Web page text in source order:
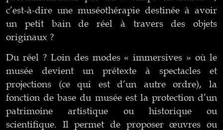
c’est-à-dire une muséothérapie destinée à avoir
un petit bain de réel à travers des objets
originaux ?
Du réel ? Loin des modes « immersives » où le
musée devient un prétexte à spectacles et
projections (ce qui est d’un autre ordre), la
fonction de base du musée est la protection d’un
patrimoine artistique ou historique ou
scientifique. Il permet de proposer œuvres ou